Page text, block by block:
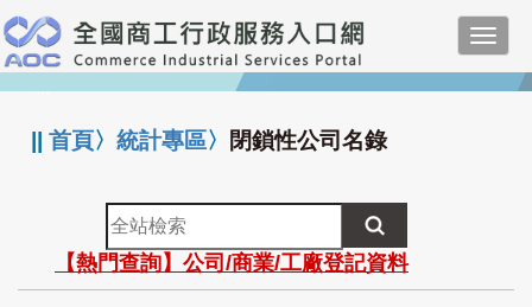
跳
到
主
要
:::
||首頁〉統計專區〉 閉鎖性公司名錄
全
站
檢
索
【熱門查詢】公司/商業/工廠登記資料